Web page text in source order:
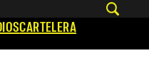
CARTELERA